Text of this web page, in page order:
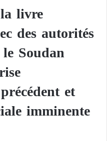
livre
des autorités
Soudan
et
imminente